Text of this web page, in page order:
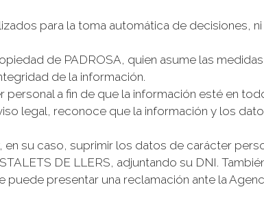
para la toma automática de decisiones, ni
de PADROSA, quien asume las
de la información.
a fin de que la información esté en
legal, reconoce que la información y los
su caso, suprimir los datos de carácter
DE LLERS, adjuntando su DNI.
presentar una reclamación ante la